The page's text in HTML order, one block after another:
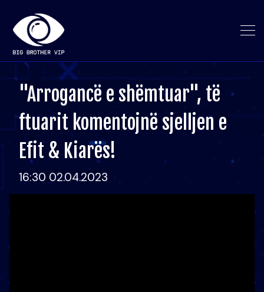
"Arrogancë e shëmtuar", të
ftuarit komentojnë sjelljen e
Efit & Kiarës!
16:30 02.04.2023